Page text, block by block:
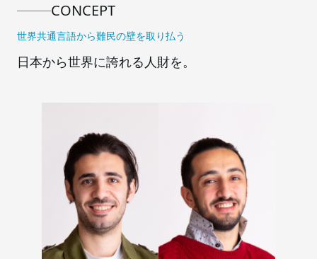
CONCEPT
世界共通⾔語から難⺠の壁を取り払う
⽇本から世界に誇れる⼈財を。